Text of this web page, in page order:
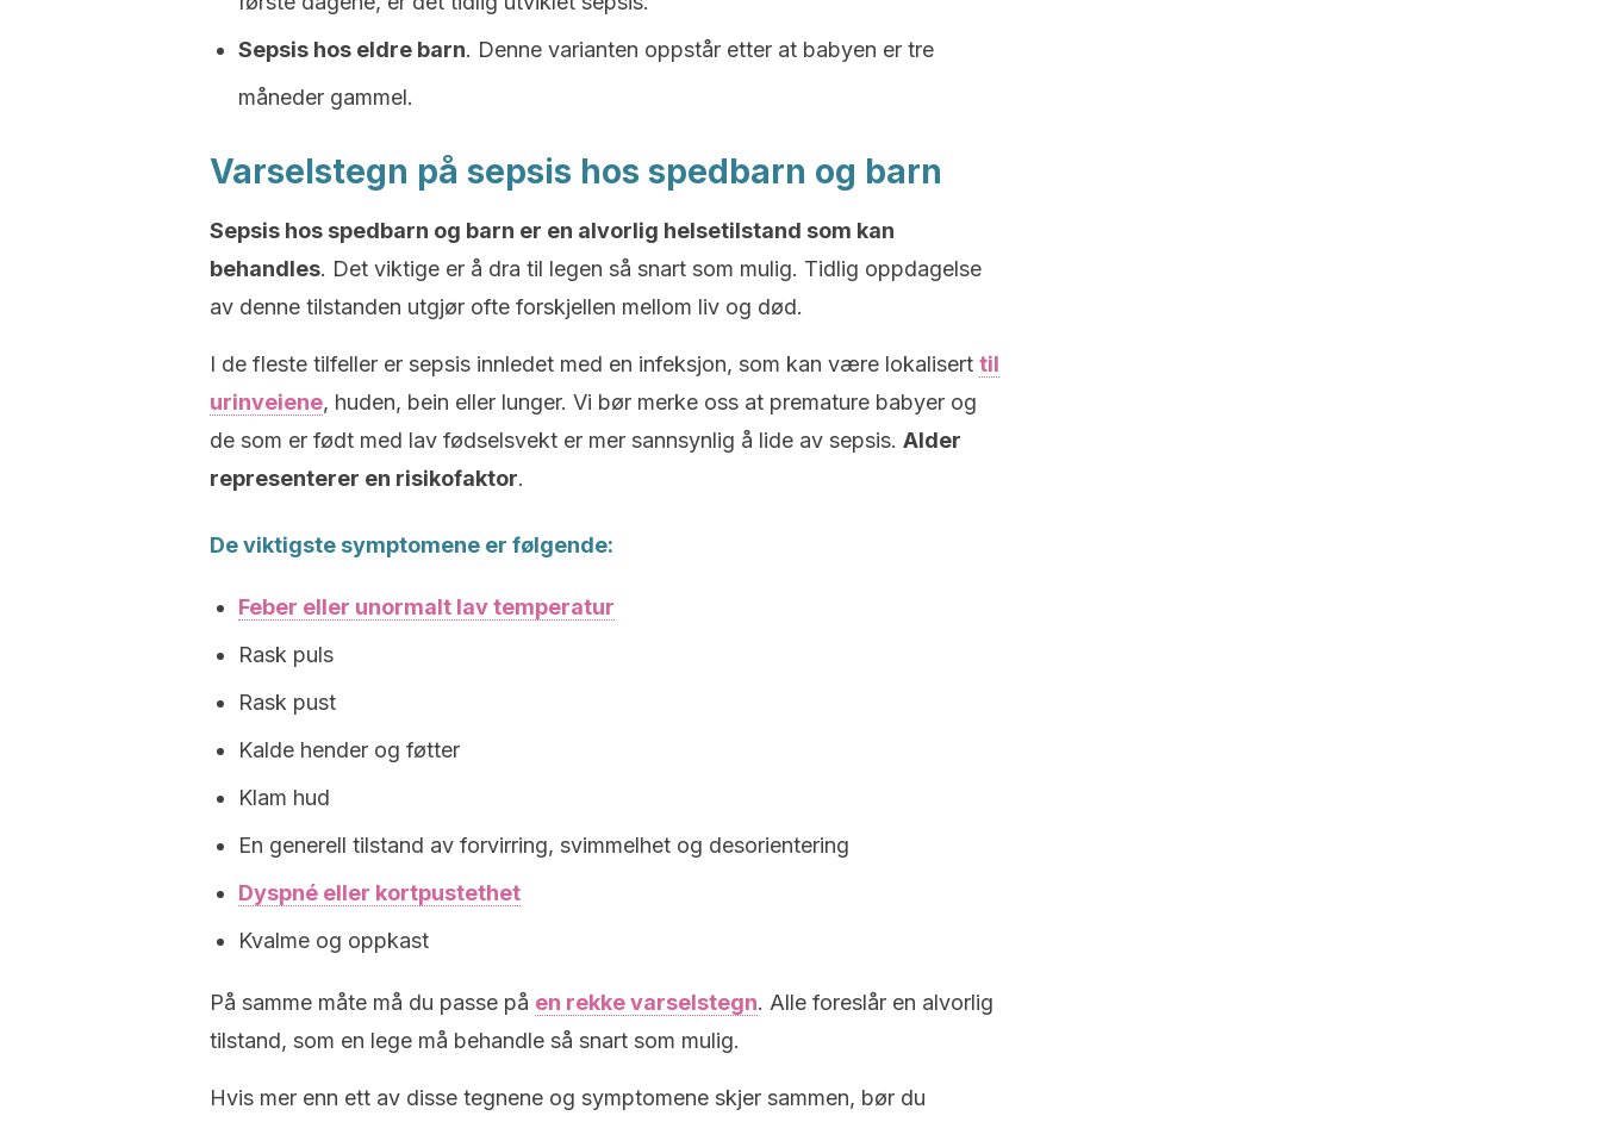
Sepsis hos eldre barn. Denne varianten oppstår etter at babyen er tre
måneder gammel.
Varselstegn på sepsis hos spedbarn og barn
Sepsis hos spedbarn og barn er en alvorlig helsetilstand som kan
behandles. Det viktige er å dra til legen så snart som mulig. Tidlig oppdagelse
av denne tilstanden utgjør ofte forskjellen mellom liv og død.
I de fleste tilfeller er sepsis innledet med en infeksjon, som kan være lokalisert til
urinveiene, huden, bein eller lunger. Vi bør merke oss at premature babyer og
de som er født med lav fødselsvekt er mer sannsynlig å lide av sepsis. Alder
representerer en risikofaktor.
De viktigste symptomene er følgende:
Feber eller unormalt lav temperatur
Rask puls
Rask pust
Kalde hender og føtter
Klam hud
En generell tilstand av forvirring, svimmelhet og desorientering
Dyspné eller kortpustethet
Kvalme og oppkast
På samme måte må du passe på en rekke varselstegn. Alle foreslår en alvorlig
tilstand, som en lege må behandle så snart som mulig.
Hvis mer enn ett av disse tegnene og symptomene skjer sammen, bør du